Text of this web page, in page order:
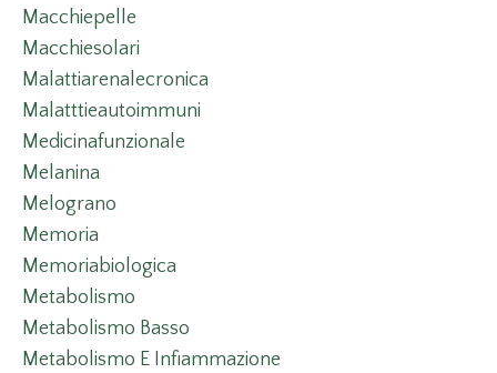
Macchiepelle
Macchiesolari
Malattiarenalecronica
Malatttieautoimmuni
Medicinafunzionale
Melanina
Melograno
Memoria
Memoriabiologica
Metabolismo
Metabolismo Basso
Metabolismo E Infiammazione